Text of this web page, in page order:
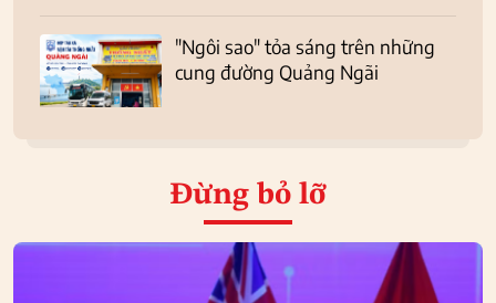
"Ngôi sao" tỏa sáng trên những
cung đường Quảng Ngãi
Đừng bỏ lỡ